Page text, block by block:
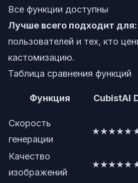
Все функции доступны
Лучше всего подходит для:
пользователей и тех, кто
кастомизацию.
Таблица сравнения функций
Функция CubistAI
Скорость
генерации
★★★★★
Качество
изображений
★★★★★